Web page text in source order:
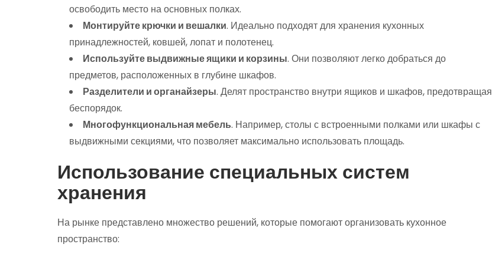
освободить место на основных полках.
Монтируйте крючки и вешалки. Идеально подходят для хранения кухонных
принадлежностей, ковшей, лопат и полотенец.
Используйте выдвижные ящики и корзины. Они позволяют легко добраться до
предметов, расположенных в глубине шкафов.
Разделители и органайзеры. Делят пространство внутри ящиков и шкафов, предотвращая
беспорядок.
Многофункциональная мебель. Например, столы с встроенными полками или шкафы с
выдвижными секциями, что позволяет максимально использовать площадь.
Использование специальных систем
хранения
На рынке представлено множество решений, которые помогают организовать кухонное
пространство: